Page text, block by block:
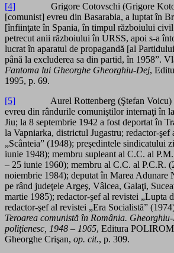
[4] Grigore Cotovschi (Grigore
[comunist] evreu din Basarabia, a luptat în
[înfiinţate în Spania, în timpul războiului
petrecut anii războiului în URSS, apoi s-a
lucrat în aparatul de propagandă [al
până la excluderea sa din partid, în 1958”.
Fantoma lui Gheorghe Gheorghiu-Dej,
1995, p. 69.
[5] Aurel Rottenberg (Ştefan Voicu)
evreu din rândurile comuniştilor internaţi în
Jiu; la 8 septembrie 1942 a fost deportat în
la Vapniarka, districtul Jugastru; redactor-şef
„Scânteia” (1948); preşedintele sindicatului
iunie 1948); membru supleant al C.C. al
– 25 iunie 1960); membru al C.C. al P.C.R.
noiembrie 1984); deputat în Marea Adunare
pe rând judeţele Argeş, Vâlcea, Galaţi,
martie 1985); redactor-şef al revistei „Lupta
redactor-şef al revistei „Era Socialistă”
Teroarea comunistă în România.
poliţienesc, 1948 – 1965, Editura
Gheorghe Crişan, op. cit., p. 309.